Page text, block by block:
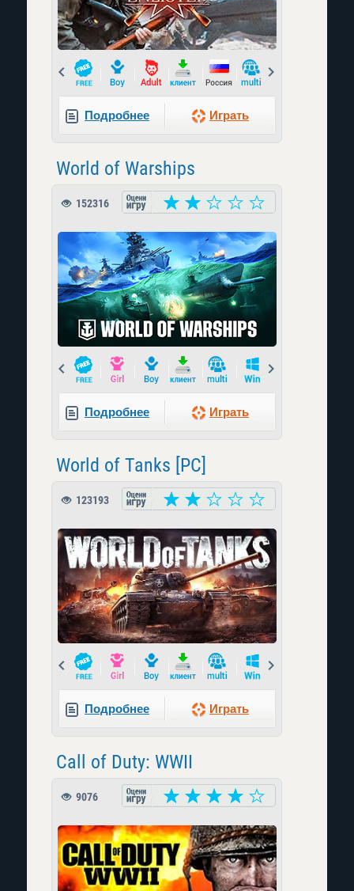
Prev
Подробнее Играть
World of Warships
152316
Prev
Подробнее Играть
World of Tanks [PC]
123193
Prev
Подробнее Играть
Call of Duty: WWII
9076